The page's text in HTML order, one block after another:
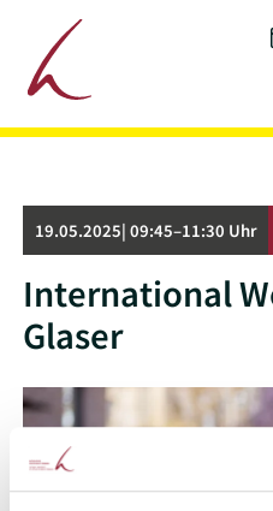
Zum Inhalt springen
19.05.2025| 09:45–11:30 Uhr
International
Glaser